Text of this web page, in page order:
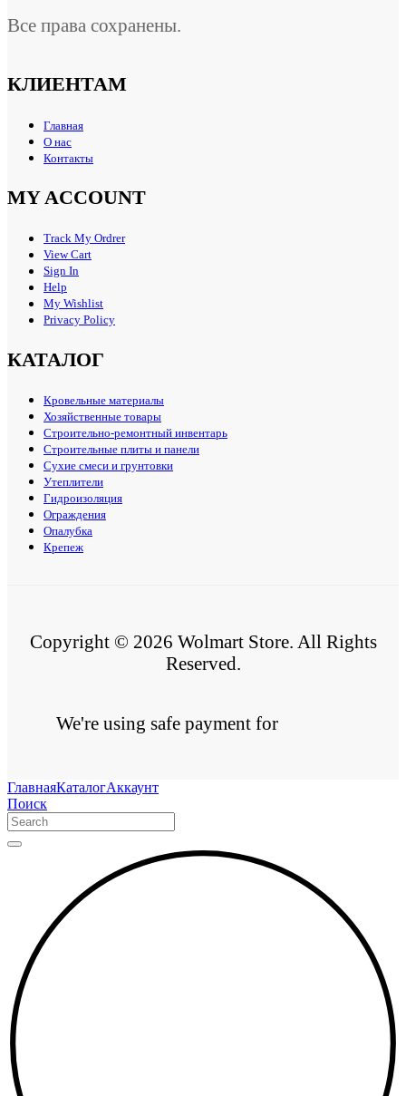
Все права сохранены.
КЛИЕНТАМ
Главная
О нас
Контакты
MY ACCOUNT
Track My Ordrer
View Cart
Sign In
Help
My Wishlist
Privacy Policy
КАТАЛОГ
Кровельные материалы
Хозяйственные товары
Строительно-ремонтный инвентарь
Строительные плиты и панели
Сухие смеси и грунтовки
Утеплители
Гидроизоляция
Ограждения
Опалубка
Крепеж
Copyright © 2026 Wolmart Store. All Rights
Reserved.
We're using safe payment for
ГлавнаяКаталогАккаунт
Поиск